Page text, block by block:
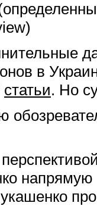
в
статьи. Но
напрямую